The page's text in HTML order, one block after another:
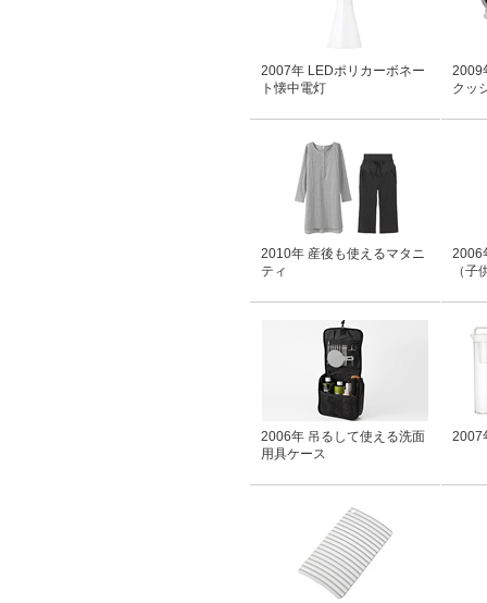
2007年 LEDポリカーボネー
ト懐中電灯
2009
クッ
2010年 産後も使えるマタニ
ティ
2006
（子
2006年 吊るして使える洗面
用具ケース
2007